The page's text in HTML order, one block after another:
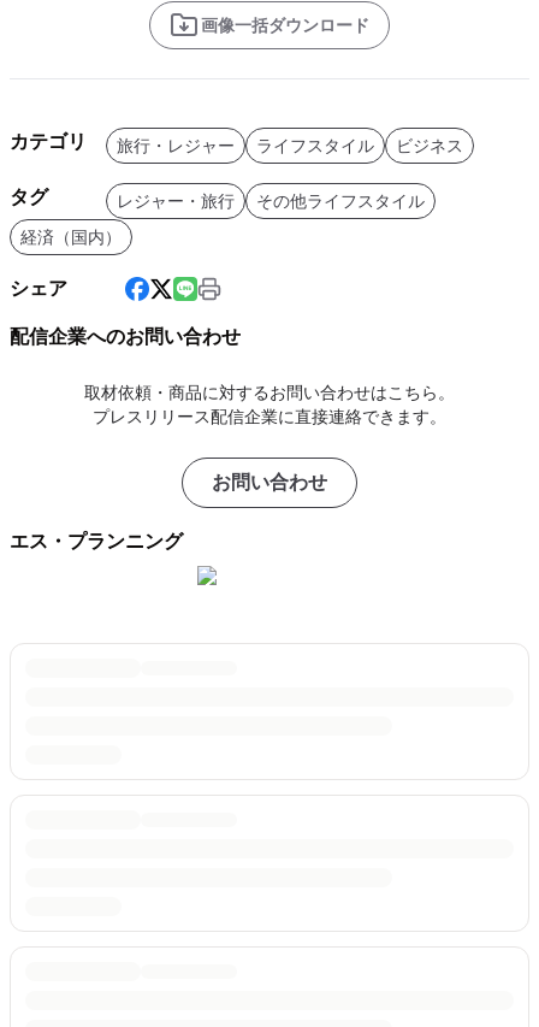
画像一括ダウンロード
カテゴリ 旅行・レジャー ライフスタイル ビジネス
タグ レジャー・旅行
その他ライフスタイル
経済（国内）
シェア
配信企業へのお問い合わせ
取材依頼・商品に対するお問い合わせはこちら。
プレスリリース配信企業に直接連絡できます。
お問い合わせ
エス・プランニング